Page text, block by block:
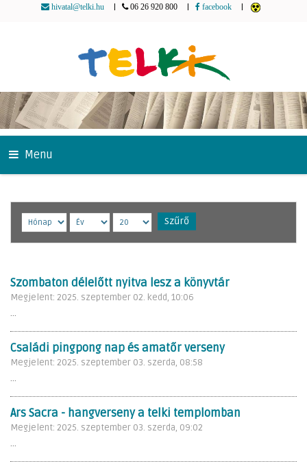
hivatal@telki.hu 06 26 920 800 facebook
Menu
Szűrő
Szombaton délelőtt nyitva lesz a könyvtár
Megjelent: 2025. szeptember 02. kedd, 10:06
...
Családi pingpong nap és amatőr verseny
Megjelent: 2025. szeptember 03. szerda, 08:58
...
Ars Sacra - hangverseny a telki templomban
Megjelent: 2025. szeptember 03. szerda, 09:02
...